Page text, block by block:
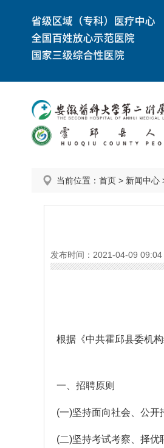
当前位置： 首页 > 新闻中心
发布时间：2021-04-09 09:04
根据《中共霍邱县委机
一、招聘原则
(一)坚持面向社会、公开
(二)坚持考试考察、择优